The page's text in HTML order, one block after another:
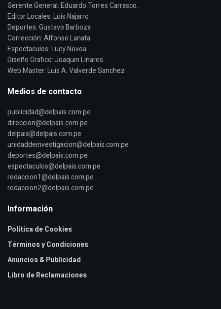
Gerente General: Eduardo Torres Carrasco.
Editor Locales: Luis Najarro
Deportes: Gustavo Barboza
Corrección: Alfonso Lanata
Espectaculos: Lucy Novoa
Diseño Grafico: Joaquin Linares
Web Master: Luis A. Valverde Sanchez
Medios de contacto
publicidad@delpais.com.pe
direccion@delpais.com.pe
delpais@delpais.com.pe
unidaddeinvestigacion@delpais.com.pe
deportes@delpais.com.pe
espectaculos@delpais.com.pe
redaccion1@delpais.com.pe
redaccion2@delpais.com.pe
Información
Política de Cookies
Términos y Condiciones
Anuncios & Publicidad
Libro de Reclamaciones